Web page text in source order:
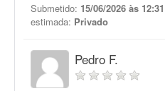
Submetido: 15/06/2026 às 12:31
estimada: Privado
Pedro F.